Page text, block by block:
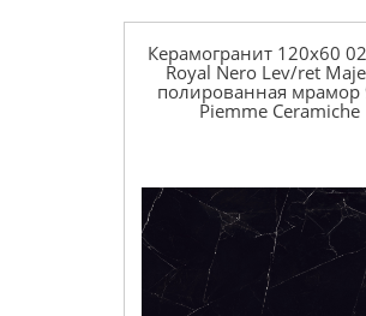
Керамогранит 120x60
Royal Nero Lev/ret
полированная
Piemme Ceramiche